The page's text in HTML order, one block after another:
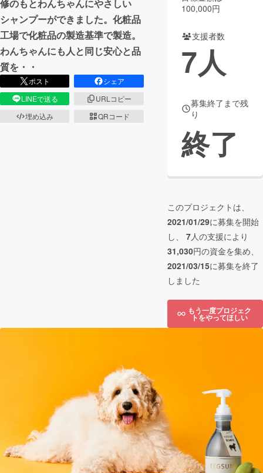
CAMPFIRE for Social Good
CAMPFIRE Creation
CAMPFIREふるさと納税machi-ya コミュニティ
修のもとわんちゃんにやさしい
シャンプーができました。化粧品
工場で化粧品の製造基準で製造。
わんちゃんにも人と同じ安心と品
質を・・
ポスト
シェア
LINEで送る
URLコピー
埋め込み
QRコード
100,000円
支援者数
7人
募集終了まで残
り
終了
このプロジェクトは、
2021/01/29に募集を開始
し、 7人の支援により
31,030円の資金を集め、
2021/03/15に募集を終了
しました
もう一度プロジェク
トをやってほしい